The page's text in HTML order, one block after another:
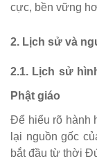
cực, bền vững
2. Lịch sử và
2.1. Lịch sử
Phật giáo
Để hiểu rõ hành
lại nguồn gốc
bắt đầu từ thời